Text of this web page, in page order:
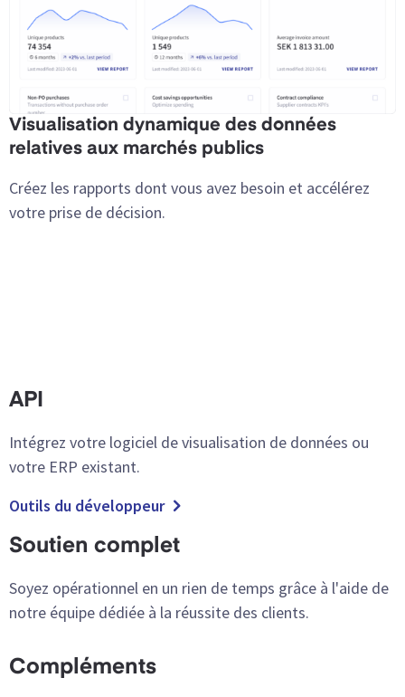
Visualisation dynamique des données
relatives aux marchés publics
Créez les rapports dont vous avez besoin et accélérez
votre prise de décision.
API
Intégrez votre logiciel de visualisation de données ou
votre ERP existant.
Outils du développeur
Soutien complet
Soyez opérationnel en un rien de temps grâce à l'aide de
notre équipe dédiée à la réussite des clients.
Compléments